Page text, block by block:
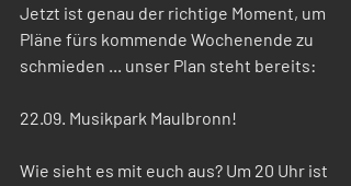
Jetzt ist genau der richtige Moment, um
Pläne fürs kommende Wochenende zu
schmieden ... unser Plan steht bereits:
22.09. Musikpark Maulbronn!
Wie sieht es mit euch aus? Um 20 Uhr ist